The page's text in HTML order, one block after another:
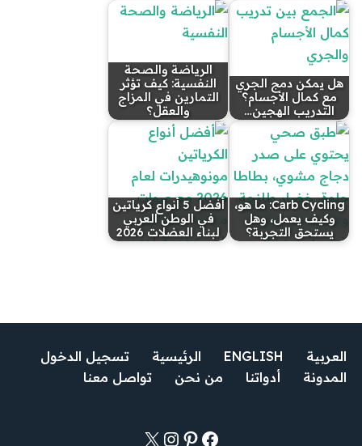
هل يمكن دمج الجري
مع كمال الأجسام؟
التدريب الهجين…
الرياضة والصحة
النفسية: كيف تؤثر
التمارين في المزاج
والعقل؟
Carb Cycling: ما هو،
وكيف يعمل، وهل
يستحق التجربة؟
أفضل 5 أنواع كرياتين
في الوطن العربي
لبناء العضلات 2026
العربية ENGLISH الرئيسية
تسجيل الدخول
المدونة
أدواتنا من نحن تواصل معنا